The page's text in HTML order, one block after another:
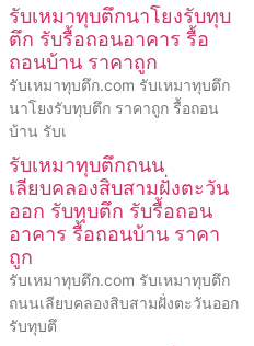
รับเหมาทุบตึกนาโยงรับทุบ
ตึก รับรื้อถอนอาคาร รื้อ
ถอนบ้าน ราคาถูก
รับเหมาทุบตึก.com รับเหมาทุบตึก
นาโยงรับทุบตึก ราคาถูก รื้อถอน
บ้าน รับเ
รับเหมาทุบตึกถนน
เลียบคลองสิบสามฝั่งตะวัน
ออก รับทุบตึก รับรื้อถอน
อาคาร รื้อถอนบ้าน ราคา
ถูก
รับเหมาทุบตึก.com รับเหมาทุบตึก
ถนนเลียบคลองสิบสามฝั่งตะวันออก
รับทุบตึ